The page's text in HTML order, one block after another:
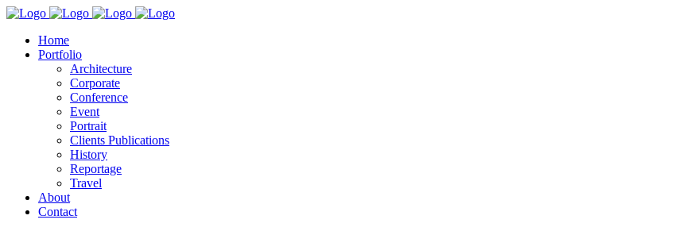
Home
Portfolio
Architecture
Corporate
Conference
Event
Portrait
Clients Publications
History
Reportage
Travel
About
Contact